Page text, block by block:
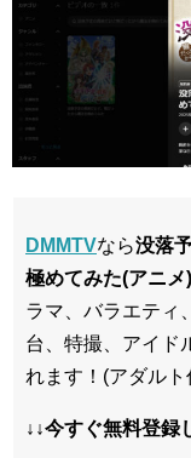
DMMTVなら没落
極めてみた(アニメ)
ラマ、バラエティ
台、特撮、アイド
れます！(アダル
↓↓今すぐ無料登録